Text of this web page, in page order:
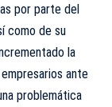
por parte del
como de su
la
ante
problemática